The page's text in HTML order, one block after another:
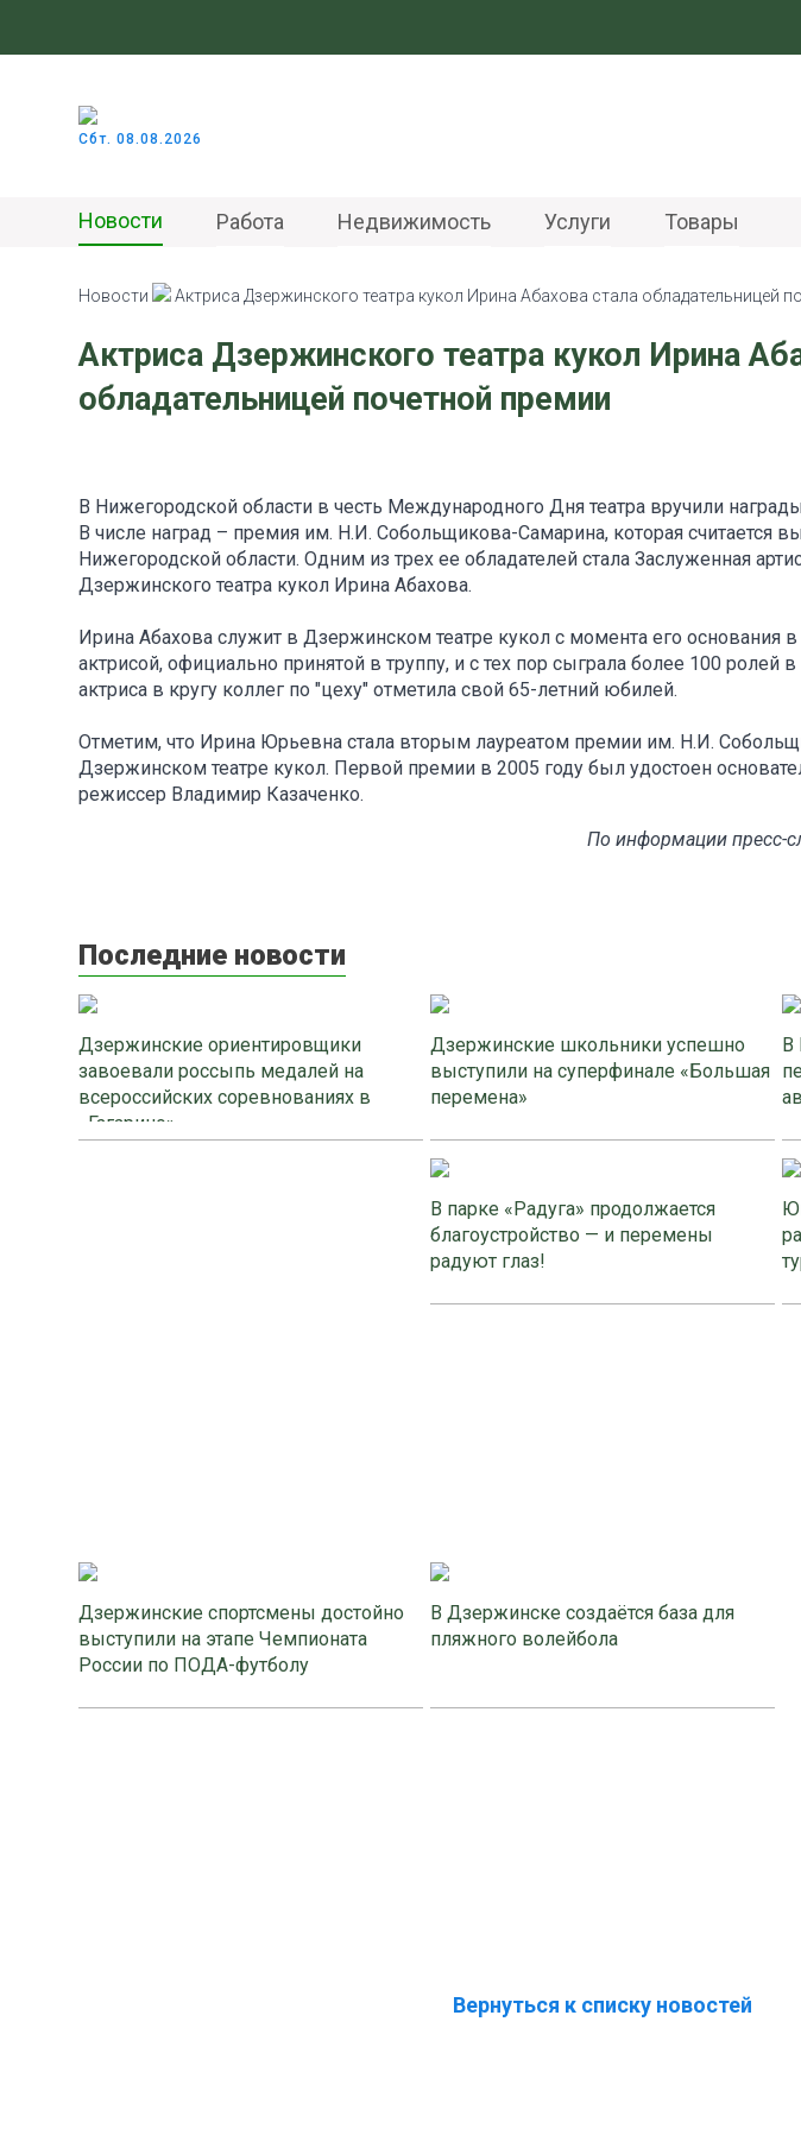
Сбт. 08.08.2026
Новости Работа Недвижимость Услуги Товары
Новости Актриса Дзержинского театра кукол Ирина Абахова стала обладательницей
Актриса Дзержинского театра кукол Ирина
обладательницей почетной премии
В Нижегородской области в честь Международного Дня театра вручили
В числе наград – премия им. Н.И. Собольщикова-Самарина, которая считается
Нижегородской области. Одним из трех ее обладателей стала Заслуженная
Дзержинского театра кукол Ирина Абахова.
Ирина Абахова служит в Дзержинском театре кукол с момента его основания
актрисой, официально принятой в труппу, и с тех пор сыграла более 100 ролей
актриса в кругу коллег по "цеху" отметила свой 65-летний юбилей.
Отметим, что Ирина Юрьевна стала вторым лауреатом премии им. Н.И.
Дзержинском театре кукол. Первой премии в 2005 году был удостоен
режиссер Владимир Казаченко.
По информации пресс-
Последние новости
Дзержинские ориентировщики
завоевали россыпь медалей на
всероссийских соревнованиях в
«Гагарино»
Дзержинские школьники успешно
выступили на суперфинале «Большая
перемена»
В
В парке «Радуга» продолжается
благоустройство — и перемены
радуют глаз!
Дзержинские спортсмены достойно
выступили на этапе Чемпионата
России по ПОДА-футболу
В Дзержинске создаётся база для
пляжного волейбола
Вернуться к списку новостей